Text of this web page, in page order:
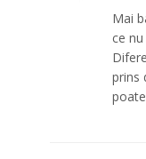
Mai
ce
prins